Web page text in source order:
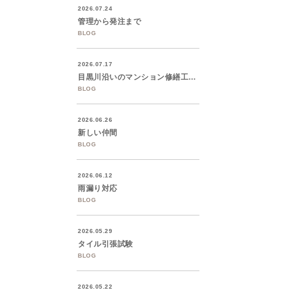
2026.07.24
管理から発注まで
BLOG
2026.07.17
目黒川沿いのマンション修繕工事着工
BLOG
2026.06.26
新しい仲間
BLOG
2026.06.12
雨漏り対応
BLOG
2026.05.29
タイル引張試験
BLOG
2026.05.22